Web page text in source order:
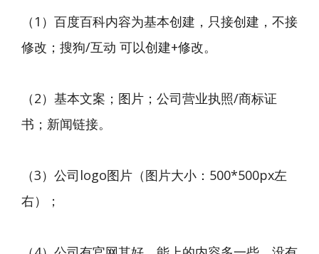
（1）百度百科内容为基本创建，只接创建，不接
修改；搜狗/互动 可以创建+修改。
（2）基本文案；图片；公司营业执照/商标证
书；新闻链接。
（3）公司logo图片（图片大小：500*500px左
右）；